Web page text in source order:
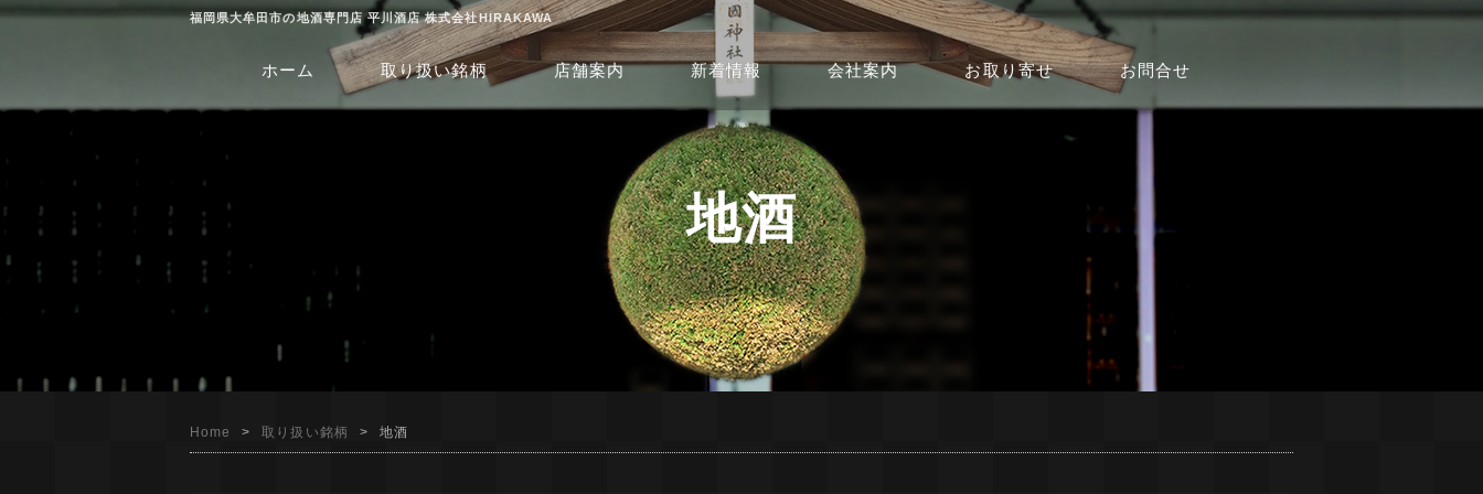
福岡県大牟田市の地酒専門店 平川酒店 株式会社HIRAKAWA
ホーム 取り扱い銘柄 店舗案内 新着情報 会社案内 お取り寄せ お問合せ
Home 取り扱い銘柄 地酒
地酒